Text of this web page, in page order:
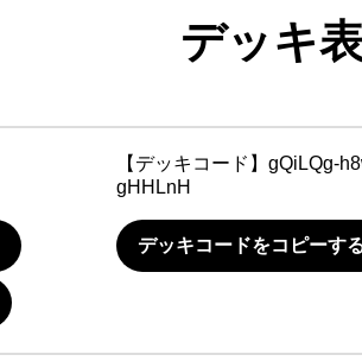
デッキ
【デッキコード】 gQiLQg-
gHHLnH
デッキコードをコピーす